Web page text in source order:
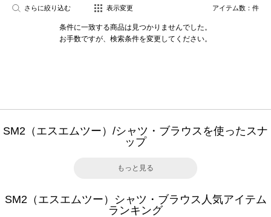
さらに絞り込む 表示変更 アイテム数： 件
条件に一致する商品は見つかりませんでした。
お手数ですが、検索条件を変更してください。
SM2（エスエムツー）/シャツ・ブラウスを使ったスナ
ップ
もっと見る
SM2（エスエムツー）シャツ・ブラウス人気アイテム
ランキング